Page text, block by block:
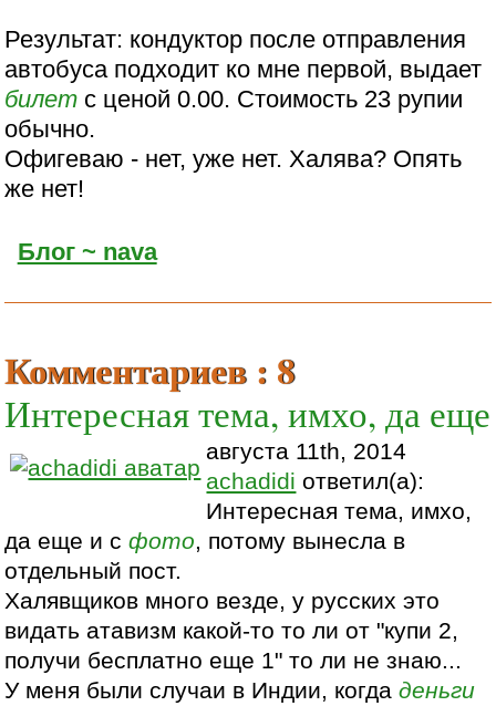
Результат: кондуктор после отправления
автобуса подходит ко мне первой, выдает
билет с ценой 0.00. Стоимость 23 рупии
обычно.
Офигеваю - нет, уже нет. Халява? Опять
же нет!
Блог ~ nava
Комментариев : 8
Интересная тема, имхо, да еще
августа 11th, 2014
achadidi ответил(а):
Интересная тема, имхо,
да еще и сфото, потому вынесла в
отдельный пост.
Халявщиков много везде, у русских это
видать атавизм какой-то то ли от "купи 2,
получи бесплатно еще 1" то ли не знаю...
У меня были случаи в Индии, когдаденьги